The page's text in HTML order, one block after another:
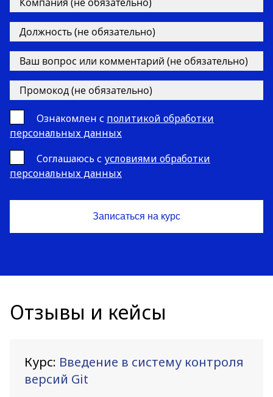
Ознакомлен с политикой обработки
персональных данных
Cоглашаюсь с условиями обработки
персональных данных
Отзывы и кейсы
Курс: Введение в систему контроля
версий Git